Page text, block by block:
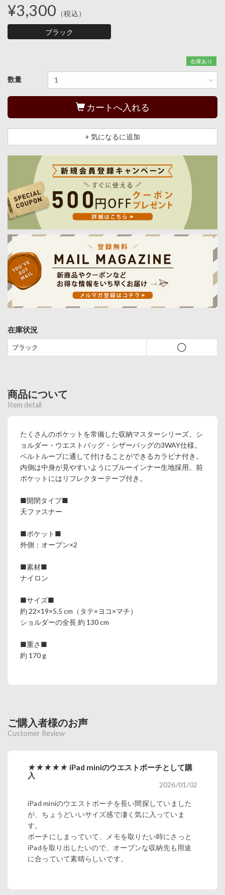
¥3,300 （税込）
ブラック
在庫あり
数量
カートへ入れる
+ 気になるに追加
在庫状況
ブラック ◯
商品について
Item detail
たくさんのポケットを常備した収納マスターシリーズ。シ
ョルダー・ウエストバッグ・シザーバッグの3WAY仕様。
ベルトループに通して付けることができるカラビナ付き。
内側は中身が見やすいようにブルーインナー生地採用。前
ポケットにはリフレクターテープ付き。
■開閉タイプ■
天ファスナー
■ポケット■
外側：オープン×2
■素材■
ナイロン
■サイズ■
約 22×19×5.5 cm（タテ×ヨコ×マチ）
ショルダーの全長 約 130 cm
■重さ■
約 170 g
ご購入者様のお声
Customer Review
★★★★★ iPad miniのウエストポーチとして購
入
2026/01/02
iPad miniのウエストポーチを長い間探していました
が、ちょうどいいサイズ感で凄く気に入っていま
す。
ポーチにしまっていて、メモを取りたい時にさっと
iPadを取り出したいので、オープンな収納先も用途
に合っていて素晴らしいです。